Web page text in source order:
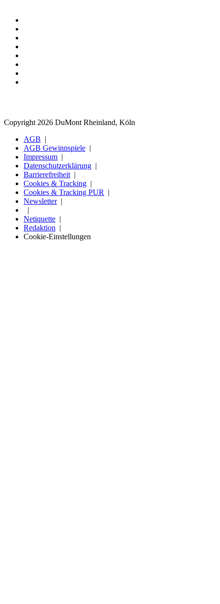
Copyright 2026 DuMont Rheinland, Köln
AGB
AGB Gewinnspiele
Impressum
Datenschutzerklärung
Barrierefreiheit
Cookies & Tracking
Cookies & Tracking PUR
Newsletter
Netiquette
Redaktion
Cookie-Einstellungen